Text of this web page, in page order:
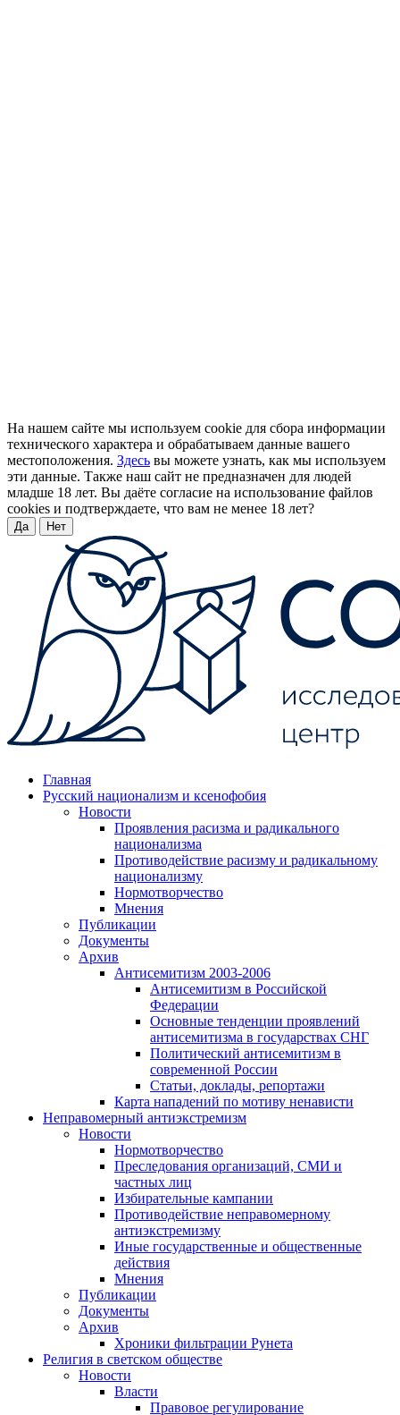
На нашем сайте мы используем cookie для сбора информации
технического характера и обрабатываем данные вашего
местоположения. Здесь вы можете узнать, как мы используем
эти данные. Также наш сайт не предназначен для людей
младше 18 лет. Вы даёте согласие на использование файлов
cookies и подтверждаете, что вам не менее 18 лет?
Да Нет
Главная
Русский национализм и ксенофобия
Новости
Проявления расизма и радикального
национализма
Противодействие расизму и радикальному
национализму
Нормотворчество
Мнения
Публикации
Документы
Архив
Антисемитизм 2003-2006
Антисемитизм в Российской
Федерации
Основные тенденции проявлений
антисемитизма в государствах СНГ
Политический антисемитизм в
современной России
Статьи, доклады, репортажи
Карта нападений по мотиву ненависти
Неправомерный антиэкстремизм
Новости
Нормотворчество
Преследования организаций, СМИ и
частных лиц
Избирательные кампании
Противодействие неправомерному
антиэкстремизму
Иные государственные и общественные
действия
Мнения
Публикации
Документы
Архив
Хроники фильтрации Рунета
Религия в светском обществе
Новости
Власти
Правовое регулирование